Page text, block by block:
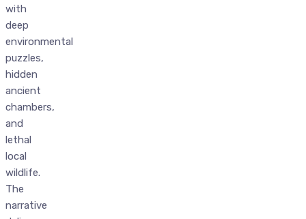
with
deep
environmental
puzzles,
hidden
ancient
chambers,
and
lethal
local
wildlife.
The
narrative